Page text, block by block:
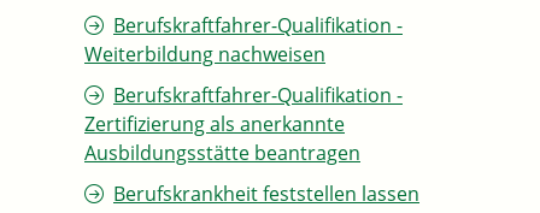
Berufskraftfahrer-Qualifikation -
Weiterbildung nachweisen
Berufskraftfahrer-Qualifikation -
Zertifizierung als anerkannte
Ausbildungsstätte beantragen
Berufskrankheit feststellen lassen